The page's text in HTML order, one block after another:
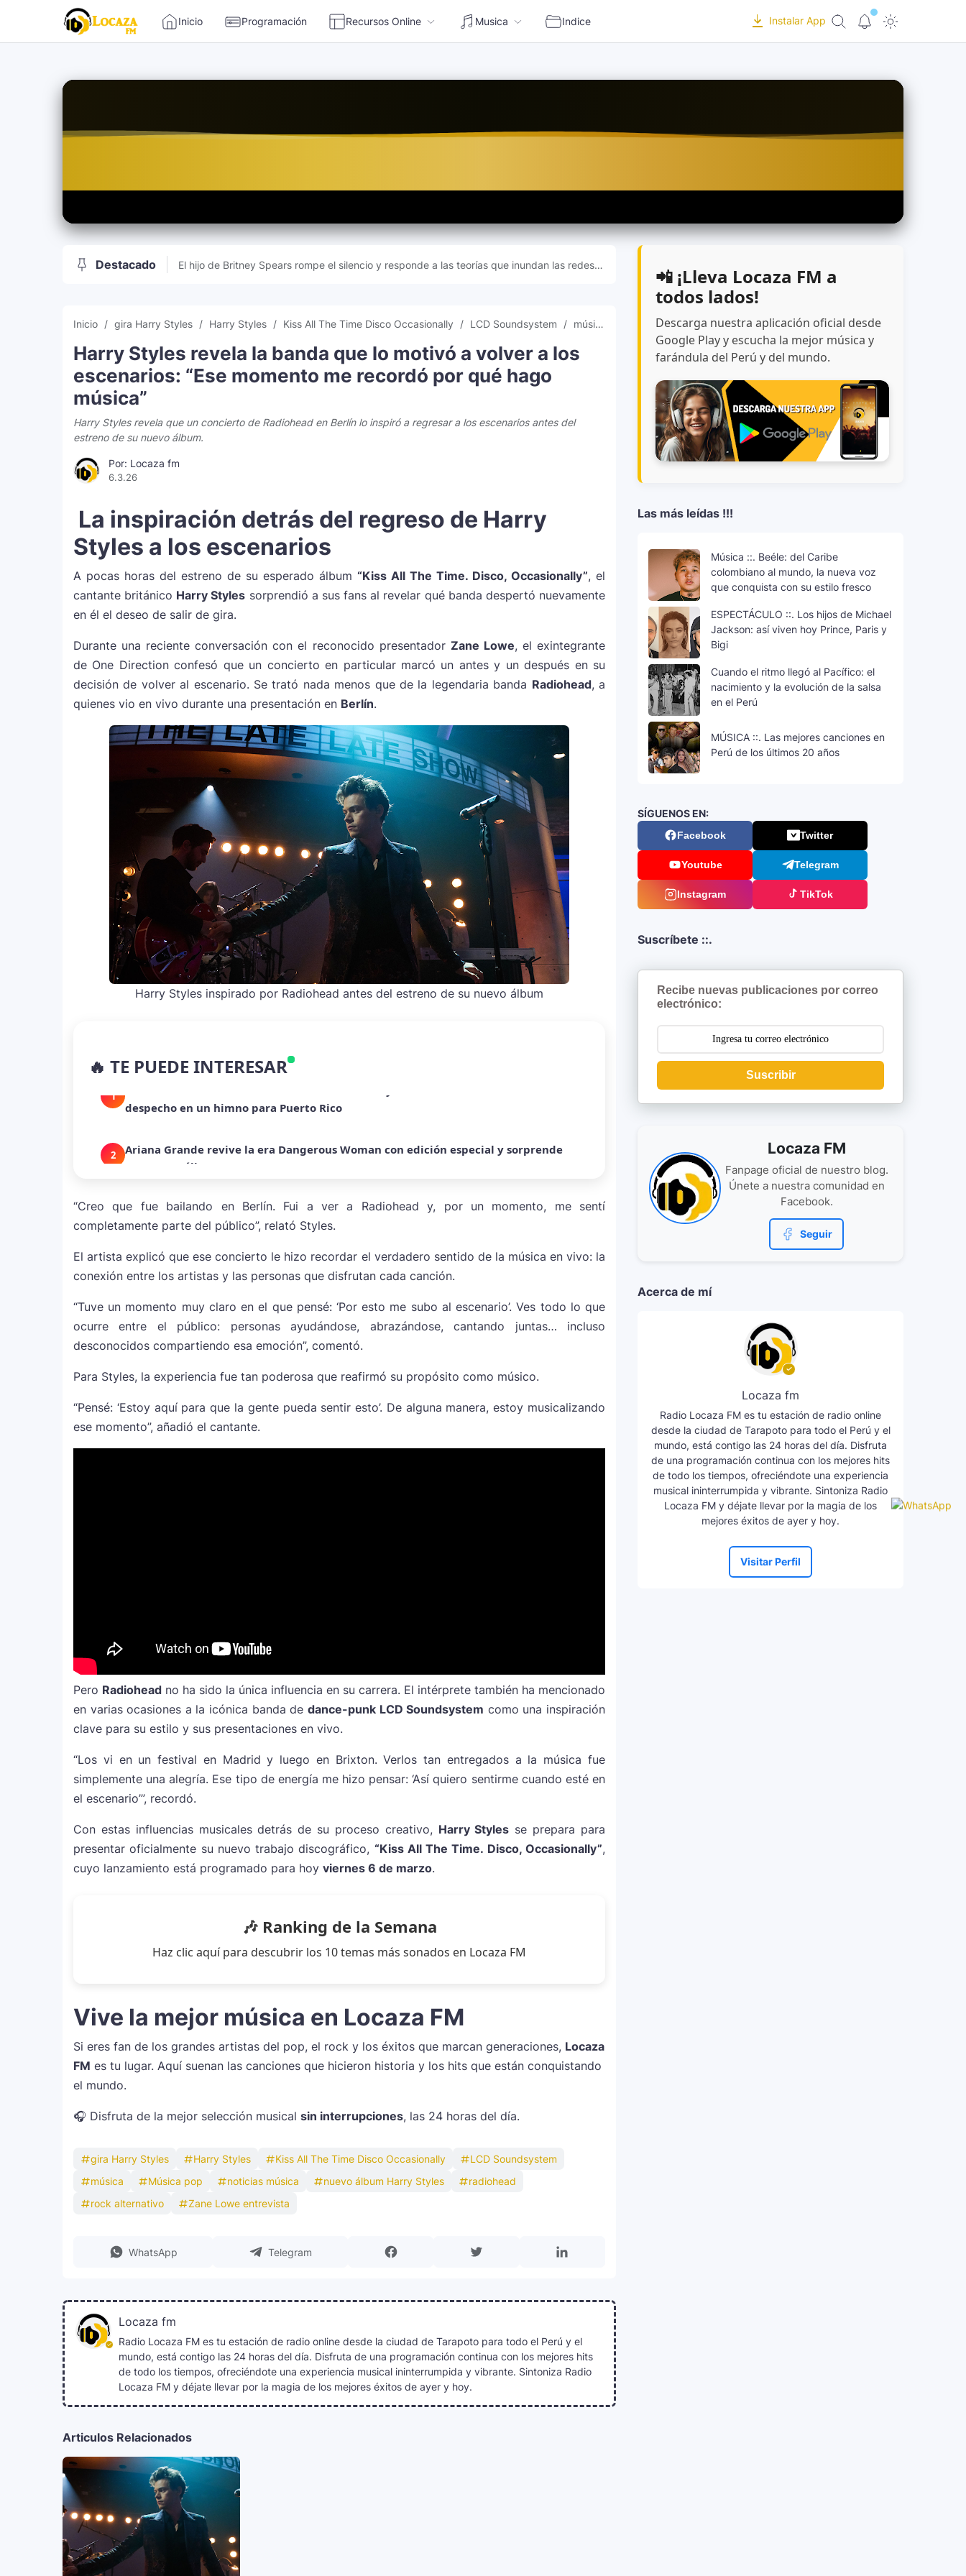
Inicio Programación Recursos Online Musica Indice Instalar App
Destacado
El hijo de Britney Spears rompe el silencio y responde a las teorías que inundan las redes
Inicio gira Harry Styles Harry Styles Kiss All The Time Disco Occasionally LCD Soundsystem música Música pop noticias música nuevo álbum Harry Styles
Harry Styles revela la banda que lo motivó a volver a los
escenarios: “Ese momento me recordó por qué hago
música”
Harry Styles revela que un concierto de Radiohead en Berlín lo inspiró a regresar a los escenarios antes del
estreno de su nuevo álbum.
Por: Locaza fm
6.3.26
La inspiración detrás del regreso de Harry
Styles a los escenarios
A pocas horas del estreno de su esperado álbum “Kiss All The Time. Disco, Occasionally”, el
cantante británico Harry Styles sorprendió a sus fans al revelar qué banda despertó nuevamente
en él el deseo de salir de gira.
Durante una reciente conversación con el reconocido presentador Zane Lowe, el exintegrante
de One Direction confesó que un concierto en particular marcó un antes y un después en su
decisión de volver al escenario. Se trató nada menos que de la legendaria banda Radiohead, a
quienes vio en vivo durante una presentación en Berlín.
Harry Styles inspirado por Radiohead antes del estreno de su nuevo álbum
🔥 TE PUEDE INTERESAR
despecho en un himno para Puerto Rico
2
Ariana Grande revive la era Dangerous Woman con edición especial y sorprende
Dua Lipa anuncia película de su gira mundial y sorprende con emotiva labor
4
Michael Jackson y la canción perdida sobre Palestina que vuelve a generar debate
Lady Gaga sorprende con “Mayhem Requiem”: una versión oscura y revolucionaria
que marca el cierre de su era musical
6
J Balvin y Ryan Castro lanzan “Omerta”: el álbum urbano más esperado con DJ
7
¿Cristian Castro terminó con Victoria Kühne? El cantante aclara su situación
amorosa y confiesa que “no le gusta estar solo”
11
historia del festival
Farándula ::. Isadora, hija de Chayanne, logra su primera nominación a los Latin
Grammy 2025
“Creo que fue bailando en Berlín. Fui a ver a Radiohead y, por un momento, me sentí
completamente parte del público”, relató Styles.
El artista explicó que ese concierto le hizo recordar el verdadero sentido de la música en vivo: la
conexión entre los artistas y las personas que disfrutan cada canción.
“Tuve un momento muy claro en el que pensé: ‘Por esto me subo al escenario’. Ves todo lo que
ocurre entre el público: personas ayudándose, abrazándose, cantando juntas… incluso
desconocidos compartiendo esa emoción”, comentó.
Para Styles, la experiencia fue tan poderosa que reafirmó su propósito como músico.
“Pensé: ‘Estoy aquí para que la gente pueda sentir esto’. De alguna manera, estoy musicalizando
ese momento”, añadió el cantante.
Pero Radiohead no ha sido la única influencia en su carrera. El intérprete también ha mencionado
en varias ocasiones a la icónica banda de dance-punk LCD Soundsystem como una inspiración
clave para su estilo y sus presentaciones en vivo.
“Los vi en un festival en Madrid y luego en Brixton. Verlos tan entregados a la música fue
simplemente una alegría. Ese tipo de energía me hizo pensar: ‘Así quiero sentirme cuando esté en
el escenario’”, recordó.
Con estas influencias musicales detrás de su proceso creativo, Harry Styles se prepara para
presentar oficialmente su nuevo trabajo discográfico, “Kiss All The Time. Disco, Occasionally”,
cuyo lanzamiento está programado para hoy viernes 6 de marzo.
🎶 Ranking de la Semana
Haz clic aquí para descubrir los 10 temas más sonados en Locaza FM
Vive la mejor música en Locaza FM
Si eres fan de los grandes artistas del pop, el rock y los éxitos que marcan generaciones, Locaza
FM es tu lugar. Aquí suenan las canciones que hicieron historia y los hits que están conquistando
el mundo.
🎧 Disfruta de la mejor selección musical sin interrupciones, las 24 horas del día.
gira Harry Styles Harry Styles Kiss All The Time Disco Occasionally
LCD Soundsystem
música
Música pop noticias música nuevo álbum Harry Styles
radiohead
rock alternativo
Zane Lowe entrevista
WhatsApp Telegram
Locaza fm
Radio Locaza FM es tu estación de radio online desde la ciudad de Tarapoto para todo el Perú y el
mundo, está contigo las 24 horas del día. Disfruta de una programación continua con los mejores hits
de todo los tiempos, ofreciéndote una experiencia musical ininterrumpida y vibrante. Sintoniza Radio
Locaza FM y déjate llevar por la magia de los mejores éxitos de ayer y hoy.
Articulos Relacionados
📲 ¡Lleva Locaza FM a
todos lados!
Descarga nuestra aplicación oficial desde
Google Play y escucha la mejor música y
farándula del Perú y del mundo.
Las más leídas !!!
Música ::. Beéle: del Caribe
colombiano al mundo, la nueva voz
que conquista con su estilo fresco
ESPECTÁCULO ::. Los hijos de Michael
Jackson: así viven hoy Prince, Paris y
Bigi
Cuando el ritmo llegó al Pacífico: el
nacimiento y la evolución de la salsa
en el Perú
MÚSICA ::. Las mejores canciones en
Perú de los últimos 20 años
SÍGUENOS EN:
Facebook Twitter
Youtube Telegram
Instagram TikTok
Suscríbete ::.
Recibe nuevas publicaciones por correo
electrónico:
Suscribir
Locaza FM
Fanpage oficial de nuestro blog.
Únete a nuestra comunidad en
Facebook.
Seguir
Acerca de mí
Locaza fm
Radio Locaza FM es tu estación de radio online
desde la ciudad de Tarapoto para todo el Perú y el
mundo, está contigo las 24 horas del día. Disfruta
de una programación continua con los mejores hits
de todo los tiempos, ofreciéndote una experiencia
musical ininterrumpida y vibrante. Sintoniza Radio
Locaza FM y déjate llevar por la magia de los
mejores éxitos de ayer y hoy.
Visitar Perfil